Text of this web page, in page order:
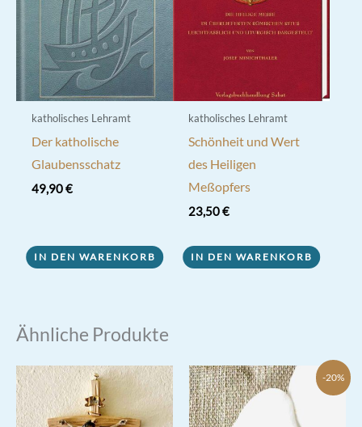
katholisches Lehramt
Der katholische
Glaubensschatz
49,90€
IN DEN WARENKORB
katholisches Lehramt
Schönheit und Wert
des Heiligen
Meßopfers
23,50€
IN DEN WARENKORB
Ähnliche Produkte
-20%